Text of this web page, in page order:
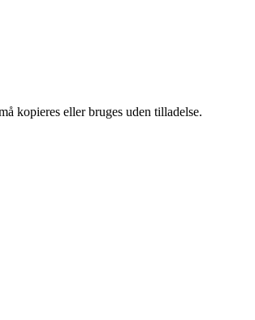
kopieres eller bruges uden tilladelse.